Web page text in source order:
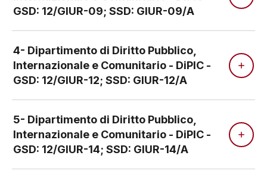
GSD: 12/GIUR-09; SSD: GIUR-09/A
4- Dipartimento di Diritto Pubblico,
Internazionale e Comunitario - DiPIC -
GSD: 12/GIUR-12; SSD: GIUR-12/A
5- Dipartimento di Diritto Pubblico,
Internazionale e Comunitario - DiPIC -
GSD: 12/GIUR-14; SSD: GIUR-14/A